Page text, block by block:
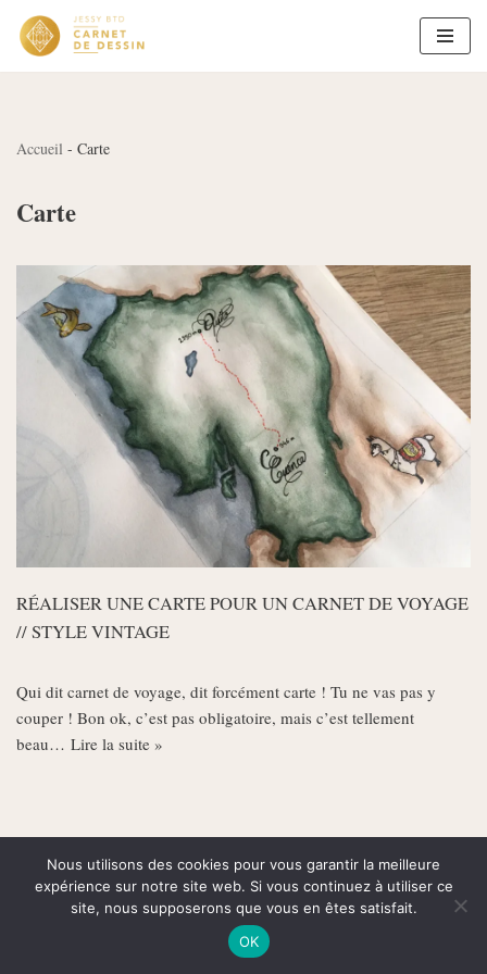
Aller
Accueil - Carte
Carte
RÉALISER UNE CARTE POUR UN CARNET DE VOYAGE
// STYLE VINTAGE
Qui dit carnet de voyage, dit forcément carte ! Tu ne vas pas y
couper ! Bon ok, c’est pas obligatoire, mais c’est tellement
beau… Lire la suite »
© 2020 Jessy Boutaud - Tous droits réservés - Copies interdites
Nous utilisons des cookies pour vous garantir la meilleure
expérience sur notre site web. Si vous continuez à utiliser ce
site, nous supposerons que vous en êtes satisfait.
OK